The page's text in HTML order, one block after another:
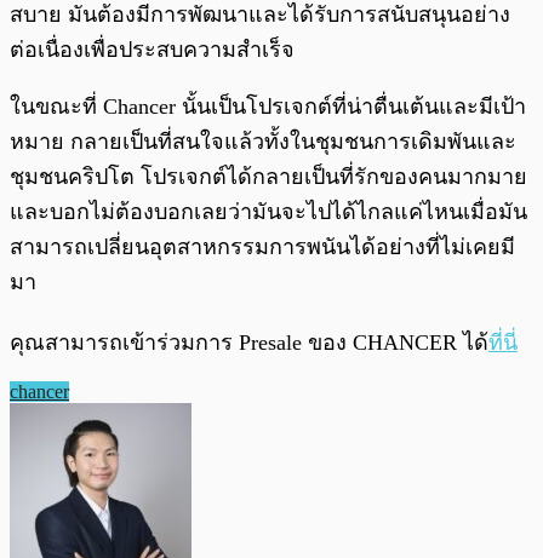
สบาย มันต้องมีการพัฒนาและได้รับการสนับสนุนอย่าง
ต่อเนื่องเพื่อประสบความสำเร็จ
ในขณะที่ Chancer นั้นเป็นโปรเจกต์ที่น่าตื่นเต้นและมีเป้า
หมาย กลายเป็นที่สนใจแล้วทั้งในชุมชนการเดิมพันและ
ชุมชนคริปโต โปรเจกต์ได้กลายเป็นที่รักของคนมากมาย
และบอกไม่ต้องบอกเลยว่ามันจะไปได้ไกลแค่ไหนเมื่อมัน
สามารถเปลี่ยนอุตสาหกรรมการพนันได้อย่างที่ไม่เคยมี
มา
คุณสามารถเข้าร่วมการ Presale ของ CHANCER ได้ที่นี่
chancer